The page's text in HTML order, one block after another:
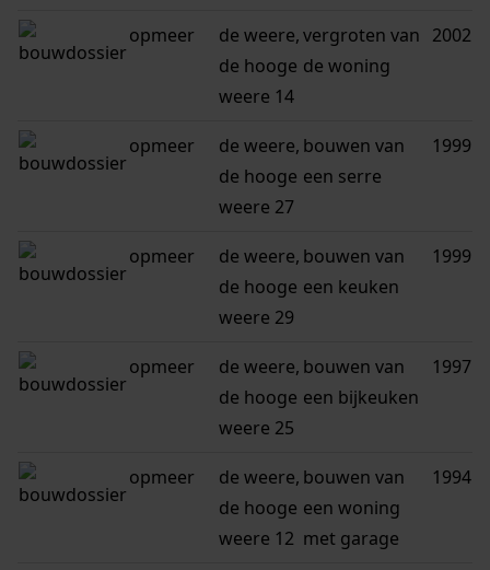
opmeer
de weere,
de hooge
weere 14
vergroten van
de woning
2002
opmeer
de weere,
de hooge
weere 27
bouwen van
een serre
1999
opmeer
de weere,
de hooge
weere 29
bouwen van
een keuken
1999
opmeer
de weere,
de hooge
weere 25
bouwen van
een bijkeuken
1997
opmeer
de weere,
de hooge
weere 12
bouwen van
een woning
met garage
1994